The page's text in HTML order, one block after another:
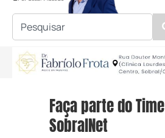
Faça parte do Time
SobralNet